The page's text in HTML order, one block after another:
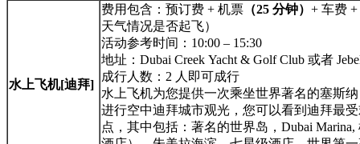
水上飞机[迪拜]
费用包含：预订费 + 机票 （25 分钟） + 车费
天气情况是否起飞）
活动参考时间：10:00 – 15:30
地址：Dubai Creek Yacht & Golf Club 或者
成行人数：2 人即可成行
水上飞机为您提供一次乘坐世界著名的塞斯
进行空中迪拜城市观光，您可以看到迪拜最
点，其中包括：著名的世界岛，Dubai